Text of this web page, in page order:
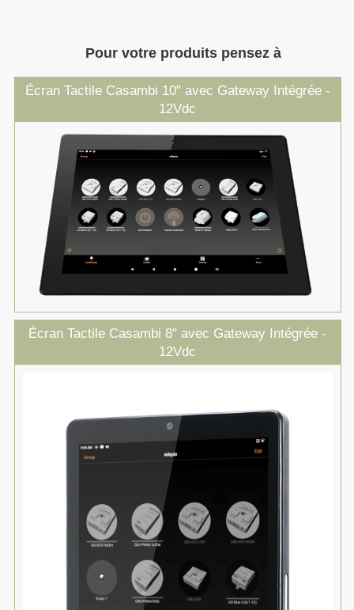
Pour votre produits pensez à
Écran Tactile Casambi 10" avec Gateway Intégrée -
12Vdc
Écran Tactile Casambi 8" avec Gateway Intégrée -
12Vdc